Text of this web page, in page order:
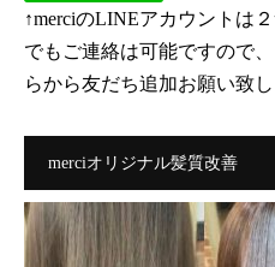
↑merciのLINEアカウントは
でもご連絡は可能ですので
らから友だち追加お願い致し
merciオリジナル髪質改善